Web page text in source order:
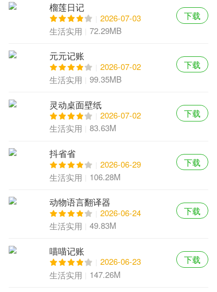
榴莲日记
2026-07-03
生活实用
72.29MB
下载
元元记账
2026-07-02
生活实用
99.35MB
下载
灵动桌面壁纸
2026-07-02
生活实用
83.63M
下载
抖省省
2026-06-29
生活实用
106.28M
下载
动物语言翻译器
2026-06-24
生活实用
49.83M
下载
喵喵记账
2026-06-23
生活实用
147.26M
下载